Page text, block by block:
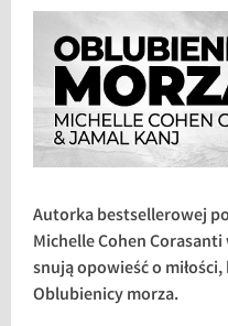
Autorka bestsellerowej
Michelle Cohen
snują opowieść o
Oblubienicy morza.